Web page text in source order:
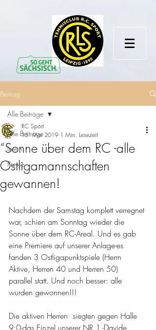
Beitrag
Alle Beiträge
Intern
Presse
Alle Beiträge
“Sonne über dem RC -alle
Ostligamannschaften
gewannen!
RC Sport
15. Mai 2019 1 Min. Lesezeit
Nachdem der Samstag komplett verregnet
war, schien am Sonntag wieder die
Sonne über dem RC-Areal. Und es gab
eine Premiere auf unserer Anlage-es
fanden 3 Ostligapunktspiele (Herrn
Aktive, Herren 40 und Herren 50)
parallel statt. Und noch besser: alle
wurden gewonnen!!!
Die aktiven Herren  siegten gegen Halle
9:0-das Einzel unserer NR.1 -Davide